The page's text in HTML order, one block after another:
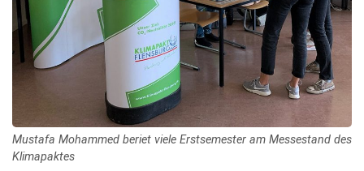
Mustafa Mohammed beriet viele Erstsemester am Messestand des
Klimapaktes